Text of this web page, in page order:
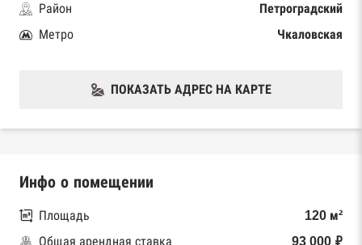
Район
Петроградский
Метро
Чкаловская
ПОКАЗАТЬ АДРЕС НА КАРТЕ
Инфо о помещении
Площадь
120 м²
Общая арендная ставка
93 000 ₽